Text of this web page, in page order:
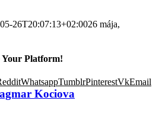
26T20:07:13+02:0026 mája,
Your Platform!
WhatsappTumblrPinterestVkEmail
Kociova